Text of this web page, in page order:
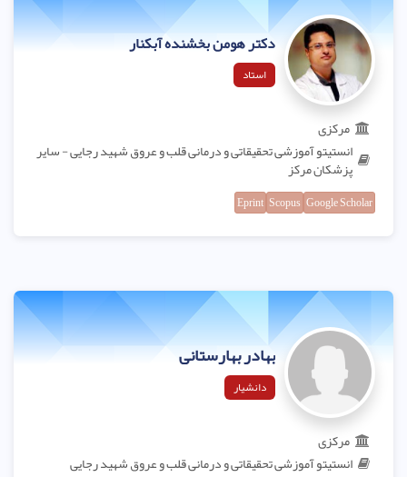
دکتر هومن بخشنده آبکنار
استاد
مرکزی
انستیتو آموزشی تحقیقاتی و درمانی قلب و عروق شهید رجایی - سایر
پزشکان مرکز
Google Scholar
Scopus
Eprint
بهادر بهارستانی
دانشیار
مرکزی
انستیتو آموزشی تحقیقاتی و درمانی قلب و عروق شهید رجایی